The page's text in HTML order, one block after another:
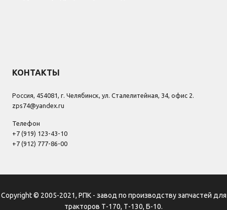
КОНТАКТЫ
Россия, 454081, г. Челябинск, ул. Сталелитейная, 34, офис 2.
zps74@yandex.ru
Телефон
+7 (919) 123-43-10
+7 (912) 777-86-00
Copyright © 2005-2021, РПК - завод по производству запчастей для
тракторов Т-170, Т-130, Б-10.